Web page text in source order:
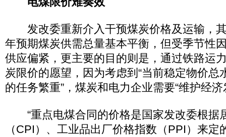
发改委重新介入干预煤炭价格及运输，
年预期煤炭供需总量基本平衡，但受季节性
供应偏紧，更主要的目的则是，通过铁路运
炭限价的愿望，因为考虑到“当前稳定物价总
的任务繁重”，煤炭和电力企业需要“维护经济
“重点电煤合同的价格是国家发改委根据
（CPI）、工业品出厂价格指数（PPI）来定